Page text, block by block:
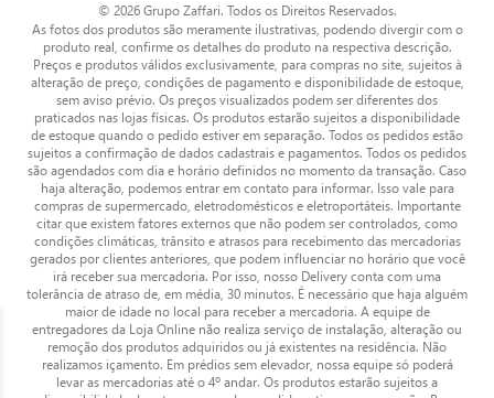
© 2026 Grupo Zaffari. Todos os Direitos Reservados.
As fotos dos produtos são meramente ilustrativas, podendo divergir com o
produto real, confirme os detalhes do produto na respectiva descrição.
Preços e produtos válidos exclusivamente, para compras no site, sujeitos à
alteração de preço, condições de pagamento e disponibilidade de estoque,
sem aviso prévio. Os preços visualizados podem ser diferentes dos
praticados nas lojas físicas. Os produtos estarão sujeitos a disponibilidade
de estoque quando o pedido estiver em separação. Todos os pedidos estão
sujeitos a confirmação de dados cadastrais e pagamentos. Todos os pedidos
são agendados com dia e horário definidos no momento da transação. Caso
haja alteração, podemos entrar em contato para informar. Isso vale para
compras de supermercado, eletrodomésticos e eletroportáteis. Importante
citar que existem fatores externos que não podem ser controlados, como
condições climáticas, trânsito e atrasos para recebimento das mercadorias
gerados por clientes anteriores, que podem influenciar no horário que você
irá receber sua mercadoria. Por isso, nosso Delivery conta com uma
tolerância de atraso de, em média, 30 minutos. É necessário que haja alguém
maior de idade no local para receber a mercadoria. A equipe de
entregadores da Loja Online não realiza serviço de instalação, alteração ou
remoção dos produtos adquiridos ou já existentes na residência. Não
realizamos içamento. Em prédios sem elevador, nossa equipe só poderá
levar as mercadorias até o 4º andar. Os produtos estarão sujeitos a